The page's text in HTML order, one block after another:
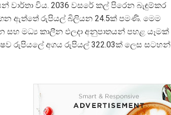
වාර්තා විය. 2036 වසරේ කල් පිරෙන බැඳුම්කර
ඇත්තේ රුපියල් බිලියන 24.5ක් පමණි. මෙම
සහ මධ් ය කාලීන ඵලදා අනුපාතයන් පහළ යෑමක්
රුපියලේ අගය රුපියල් 322.03ක් ලෙස සටහන්